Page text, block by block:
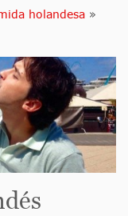
holandesa »